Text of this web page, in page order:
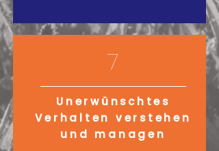
7
Unerwünschtes
Verhalten verstehen
und managen